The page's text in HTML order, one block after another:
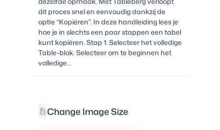
dit proces snel en eenvoudig dankzij de
optie “Kopiëren”. In deze handleiding lees je
hoe je in slechts een paar stappen een tabel
kunt kopiëren. Stap 1: Selecteer het volledige
Table-blok. Selecteer om te beginnen het
volledige…
Change Image Size